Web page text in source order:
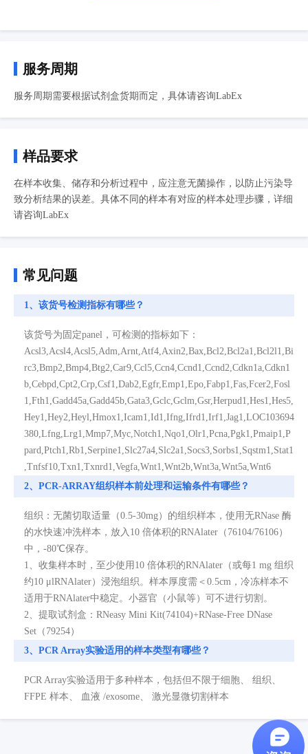
服务周期
服务周期需要根据试剂盒货期而定，具体请咨询LabEx
样品要求
在样本收集、储存和分析过程中，应注意无菌操作，以防止污染导
致分析结果的误差。具体不同的样本有对应的样本处理步骤，详细
请咨询LabEx
常见问题
1、该货号检测指标有哪些？
该货号为固定panel，可检测的指标如下：
Acsl3,Acsl4,Acsl5,Adm,Arnt,Atf4,Axin2,Bax,Bcl2,Bcl2a1,Bcl2l1,Bi
rc3,Bmp2,Bmp4,Btg2,Car9,Ccl5,Ccn4,Ccnd1,Ccnd2,Cdkn1a,Cdkn1
b,Cebpd,Cpt2,Crp,Csf1,Dab2,Egfr,Emp1,Epo,Fabp1,Fas,Fcer2,Fosl
1,Fth1,Gadd45a,Gadd45b,Gata3,Gclc,Gclm,Gsr,Herpud1,Hes1,Hes5,
Hey1,Hey2,Heyl,Hmox1,Icam1,Id1,Ifng,Ifrd1,Irf1,Jag1,LOC103694
380,Lfng,Lrg1,Mmp7,Myc,Notch1,Nqo1,Olr1,Pcna,Pgk1,Pmaip1,P
pard,Ptch1,Rb1,Serpine1,Slc27a4,Slc2a1,Socs3,Sorbs1,Sqstm1,Stat1
,Tnfsf10,Txn1,Txnrd1,Vegfa,Wnt1,Wnt2b,Wnt3a,Wnt5a,Wnt6
2、PCR-ARRAY组织样本前处理和运输条件有哪些？
组织：无菌切取适量（0.5-30mg）的组织样本，使用无RNase 酶
的水快速冲洗样本，放入10 倍体积的RNAlater（76104/76106）
中，-80℃保存。
1、收集样本时，至少使用10 倍体积的RNAlater（或每1 mg 组织
约10 μlRNAlater）浸泡组织。样本厚度需＜0.5cm，冷冻样本不
适用于RNAlater中稳定。小器官（小鼠等）可不进行切割。
2、提取试剂盒：RNeasy Mini Kit(74104)+RNase-Free DNase
Set（79254）
3、PCR Array实验适用的样本类型有哪些？
PCR Array实验适用于多种样本，包括但不限于细胞、 组织、
FFPE 样本、 血液 /exosome、 激光显微切割样本